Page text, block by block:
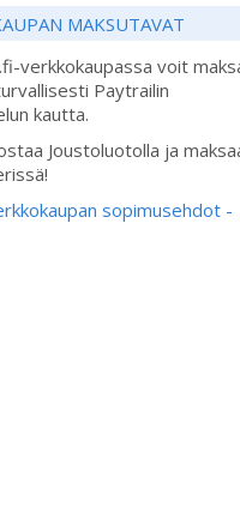
MAKSUTAVAT
verkkokaupassa voit
Paytrailin
kautta.
Joustoluotolla ja
sopimusehdot -